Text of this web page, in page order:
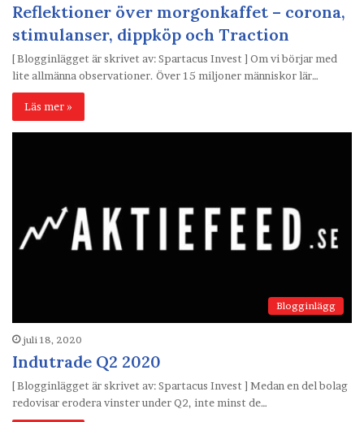
Reflektioner över morgonkaffet – corona,
stimulanser, dippköp och Traction
[ Blogginlägget är skrivet av: Spartacus Invest ] Om vi börjar med
lite allmänna observationer. Över 15 miljoner människor lär…
Läs mer »
Blogginlägg
juli 18, 2020
Indutrade Q2 2020
[ Blogginlägget är skrivet av: Spartacus Invest ] Medan en del bolag
redovisar erodera vinster under Q2, inte minst de…